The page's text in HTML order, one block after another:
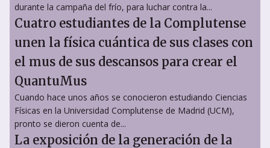
durante la campaña del frío, para luchar contra la...
Cuatro estudiantes de la Complutense
unen la física cuántica de sus clases con
el mus de sus descansos para crear el
QuantuMus
Cuando hace unos años se conocieron estudiando Ciencias
Físicas en la Universidad Complutense de Madrid (UCM),
pronto se dieron cuenta de...
La exposición de la generación de la